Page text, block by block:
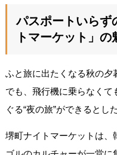
パスポートいらず
トマーケット」の
ふと旅に出たくなる秋の夕
でも、飛行機に乗らなくて
ぐる“夜の旅”ができるとし
堺町ナイトマーケットは、